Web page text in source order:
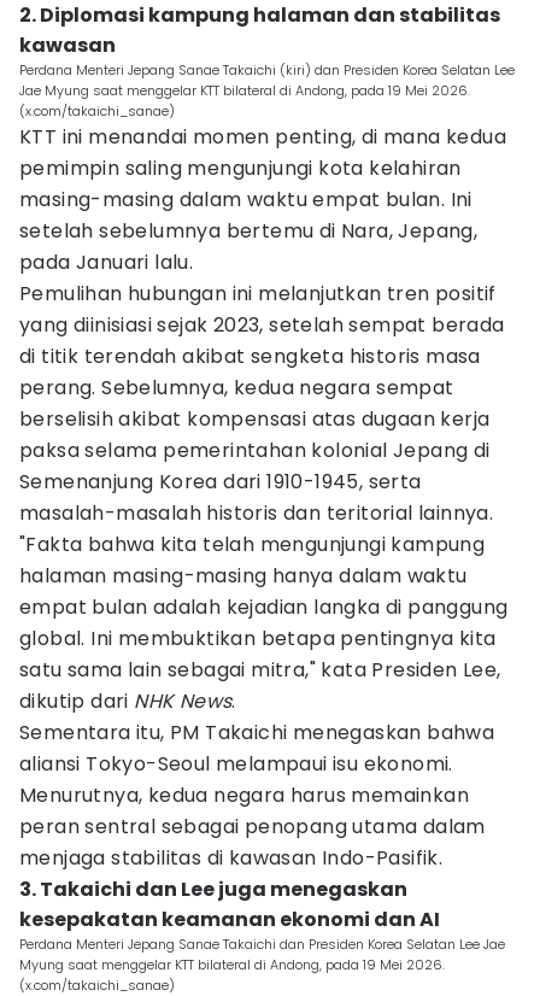
2. Diplomasi kampung halaman dan stabilitas
kawasan
Perdana Menteri Jepang Sanae Takaichi (kiri) dan Presiden Korea Selatan Lee
Jae Myung saat menggelar KTT bilateral di Andong, pada 19 Mei 2026.
(x.com/takaichi_sanae)
KTT ini menandai momen penting, di mana kedua
pemimpin saling mengunjungi kota kelahiran
masing-masing dalam waktu empat bulan. Ini
setelah sebelumnya bertemu di Nara, Jepang,
pada Januari lalu.
Pemulihan hubungan ini melanjutkan tren positif
yang diinisiasi sejak 2023, setelah sempat berada
di titik terendah akibat sengketa historis masa
perang. Sebelumnya, kedua negara sempat
berselisih akibat kompensasi atas dugaan kerja
paksa selama pemerintahan kolonial Jepang di
Semenanjung Korea dari 1910-1945, serta
masalah-masalah historis dan teritorial lainnya.
"Fakta bahwa kita telah mengunjungi kampung
halaman masing-masing hanya dalam waktu
empat bulan adalah kejadian langka di panggung
global. Ini membuktikan betapa pentingnya kita
satu sama lain sebagai mitra," kata Presiden Lee,
dikutip dari NHK News.
Sementara itu, PM Takaichi menegaskan bahwa
aliansi Tokyo-Seoul melampaui isu ekonomi.
Menurutnya, kedua negara harus memainkan
peran sentral sebagai penopang utama dalam
menjaga stabilitas di kawasan Indo-Pasifik.
3. Takaichi dan Lee juga menegaskan
kesepakatan keamanan ekonomi dan AI
Perdana Menteri Jepang Sanae Takaichi dan Presiden Korea Selatan Lee Jae
Myung saat menggelar KTT bilateral di Andong, pada 19 Mei 2026.
(x.com/takaichi_sanae)